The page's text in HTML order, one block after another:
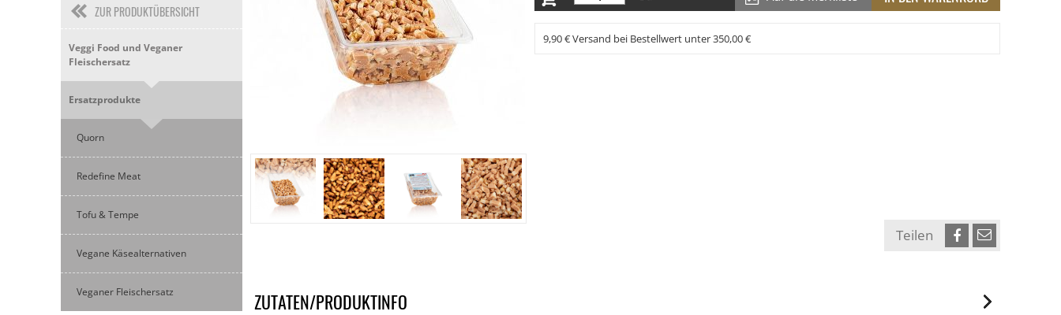
ZUR PRODUKTÜBERSICHT
Veggi Food und Veganer
Fleischersatz
Ersatzprodukte
Quorn
Redefine Meat
Tofu & Tempe
Vegane Käsealternativen
Veganer Fleischersatz
9,90 € Versand bei Bestellwert unter 350,00 €
Teilen
ZUTATEN/PRODUKTINFO